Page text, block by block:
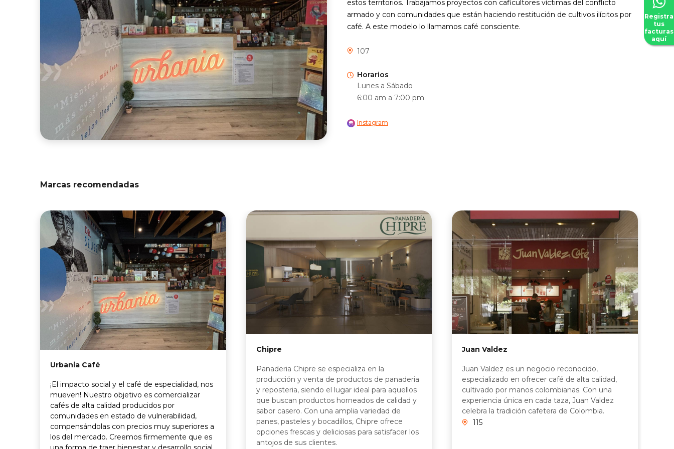
estos territorios. Trabajamos proyectos con caficultores víctimas del conflicto
armado y con comunidades que están haciendo restitución de cultivos ilícitos por
café. A este modelo lo llamamos café consciente.
107
Horarios
Lunes a Sábado
6:00 am a 7:00 pm
Instagram
Marcas recomendadas
Urbania Café
¡El impacto social y el café de especialidad, nos
mueven! Nuestro objetivo es comercializar
cafés de alta calidad producidos por
comunidades en estado de vulnerabilidad,
compensándolas con precios muy superiores a
los del mercado. Creemos firmemente que es
Chipre
Panaderia Chipre se especializa en la
producción y venta de productos de panaderia
y reposteria, siendo el lugar ideal para aquellos
que buscan productos horneados de calidad y
sabor casero. Con una amplia variedad de
panes, pasteles y bocadillos, Chipre ofrece
opciones frescas y deliciosas para satisfacer los
antojos de sus clientes.
Juan Valdez
Juan Valdez es un negocio reconocido,
especializado en ofrecer café de alta calidad,
cultivado por manos colombianas. Con una
experiencia única en cada taza, Juan Valdez
celebra la tradición cafetera de Colombia.
115
Registra
tus
facturas
aquí